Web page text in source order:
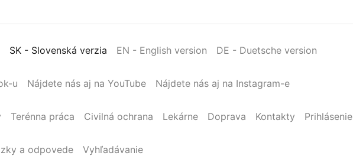
SK - Slovenská verzia EN - English version DE - Duetsche version
u Nájdete nás aj na YouTube Nájdete nás aj na Instagram-e
Terénna práca Civilná ochrana Lekárne Doprava Kontakty Prihlásenie
a odpovede
Vyhľadávanie